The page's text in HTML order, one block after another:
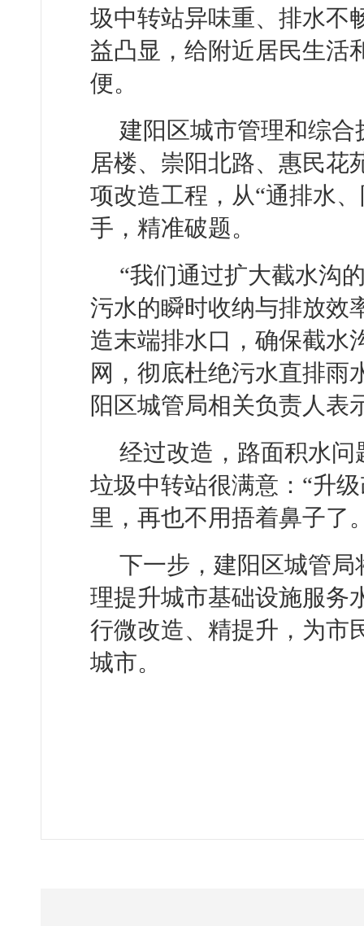
圾中转站异味重、排水不
益凸显，给附近居民生活
便。
建阳区城市管理和综
居楼、崇阳北路、惠民花
项改造工程，从“通排水
手，精准破题。
“我们通过扩大截水沟
污水的瞬时收纳与排放效
造末端排水口，确保截水
网，彻底杜绝污水直排雨
阳区城管局相关负责人表
经过改造，路面积水
垃圾中转站很满意：“升
里，再也不用捂着鼻子了
下一步，建阳区城管
理提升城市基础设施服务
行微改造、精提升，为市
城市。